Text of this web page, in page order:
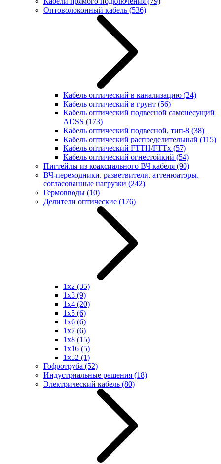
Оптоволоконный кабель (536)
Кабель оптический в канализацию (24)
Кабель оптический в грунт (56)
Кабель оптический подвесной самонесущий
ADSS (173)
Кабель оптический подвесной, тип-8 (38)
Кабель оптический распределительный (115)
Кабель оптический FTTH/FTTx (57)
Кабель оптический огнестойкий (54)
Пигтейлы из коаксиального ВЧ кабеля (90)
ВЧ-переходники, разветвители, аттенюаторы,
согласованные нагрузки (242)
Гермовводы (10)
Делители оптические (176)
1x2 (35)
1x3 (9)
1x4 (20)
1x5 (6)
1x6 (6)
1x7 (6)
1x8 (15)
1x16 (5)
1x32 (1)
Гофротруба (52)
Индустриальные решения (18)
Электрический кабель (80)